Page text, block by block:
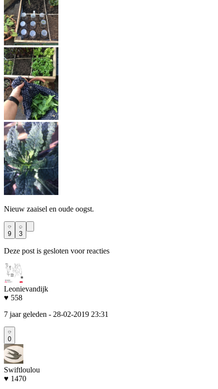
Nieuw zaaisel en oude oogst.
9 3
Deze post is gesloten voor reacties
Leonievandijk
♥ 558
7 jaar geleden - 28-02-2019 23:31
0
Swiftloulou
♥ 1470